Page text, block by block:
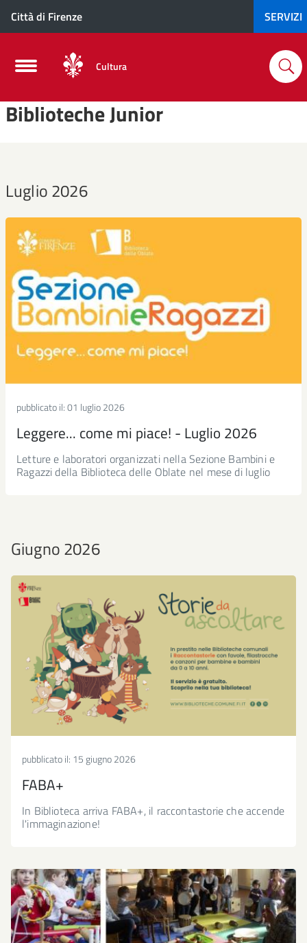
Città di Firenze SERVIZI
Cultura
Biblioteche Junior
Luglio 2026
pubblicato il:01 luglio 2026
Leggere... come mi piace! - Luglio 2026
Letture e laboratori organizzati nella Sezione Bambini e
Ragazzi della Biblioteca delle Oblate nel mese di luglio
Giugno 2026
pubblicato il: 15 giugno 2026
FABA+
In Biblioteca arriva FABA+, il raccontastorie che accende
l'immaginazione!